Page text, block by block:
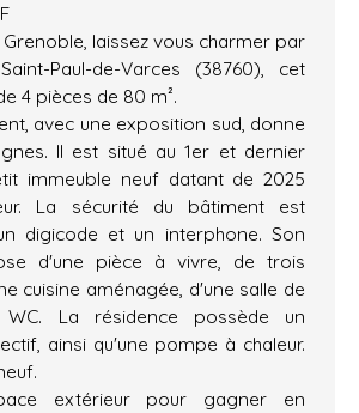
laissez vous charmer par
Paul-de-Varces (38760), cet
4 pièces de 80 m².
avec une exposition sud, donne
Il est situé au 1er et dernier
immeuble neuf datant de 2025
La sécurité du bâtiment est
digicode et un interphone. Son
d'une pièce à vivre, de trois
cuisine aménagée, d'une salle de
La résidence possède un
ainsi qu'une pompe à chaleur.
extérieur pour gagner en